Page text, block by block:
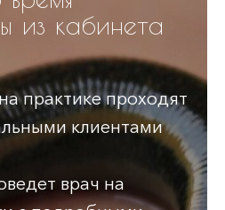
из кабинета
практике проходят
клиентами
врач на